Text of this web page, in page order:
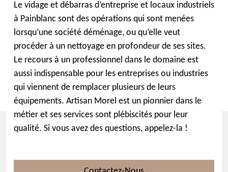
Le vidage et débarras d’entreprise et locaux industriels
à Painblanc sont des opérations qui sont menées
lorsqu’une société déménage, ou qu’elle veut
procéder à un nettoyage en profondeur de ses sites.
Le recours à un professionnel dans le domaine est
aussi indispensable pour les entreprises ou industries
qui viennent de remplacer plusieurs de leurs
équipements. Artisan Morel est un pionnier dans le
métier et ses services sont plébiscités pour leur
qualité. Si vous avez des questions, appelez-la !